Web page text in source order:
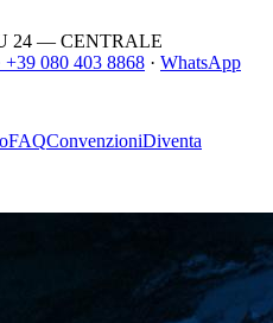
24 — CENTRALE
+39 080 403 8868 · WhatsApp
FAQConvenzioniDiventa